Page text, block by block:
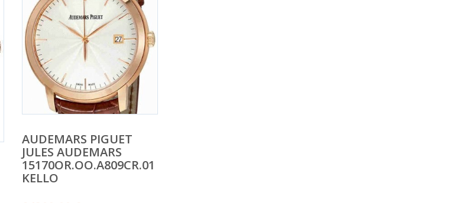
AUDEMARS PIGUET
JULES AUDEMARS
15170OR.OO.A809CR.01
KELLO